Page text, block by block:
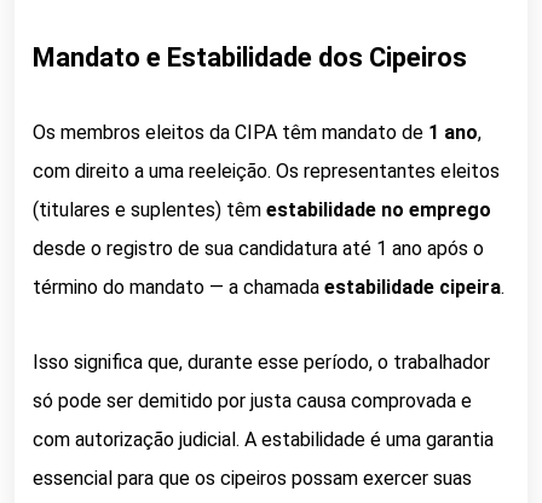
Mandato e Estabilidade dos Cipeiros
Os membros eleitos da CIPA têm mandato de 1 ano,
com direito a uma reeleição. Os representantes eleitos
(titulares e suplentes) têm estabilidade no emprego
desde o registro de sua candidatura até 1 ano após o
término do mandato — a chamada estabilidade cipeira.
Isso significa que, durante esse período, o trabalhador
só pode ser demitido por justa causa comprovada e
com autorização judicial. A estabilidade é uma garantia
essencial para que os cipeiros possam exercer suas